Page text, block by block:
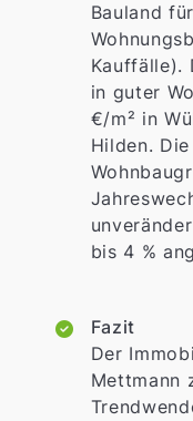
Bauland
Kauffälle).
in guter
€/m² in
Hilden.
bis 4 %
Fazit
Der
Mettmann